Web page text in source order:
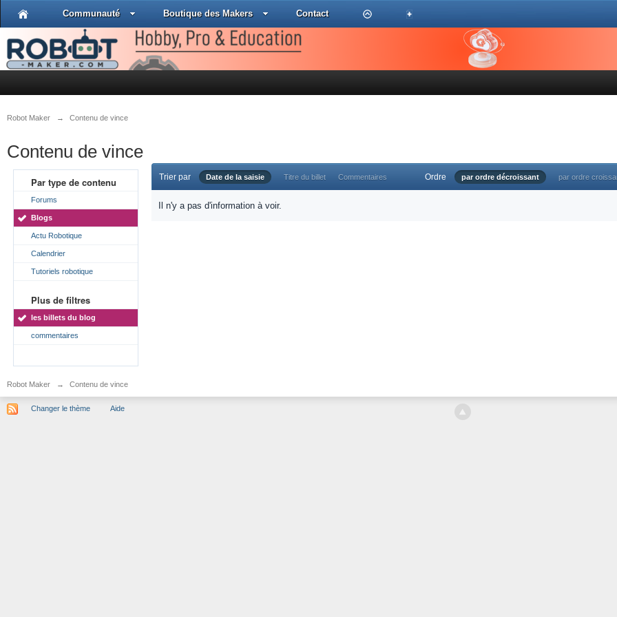
Communauté Boutique des Makers Contact
Robot Maker → Contenu de vince
Contenu de vince
Par type de contenu
Forums
Blogs
Actu Robotique
Calendrier
Tutoriels robotique
Plus de filtres
les billets du blog
commentaires
Trier par Date de la saisie Titre du billet Commentaires Ordre par ordre décroissant par ordre
Il n'y a pas d'information à voir.
Robot Maker → Contenu de vince
Changer le thème Aide